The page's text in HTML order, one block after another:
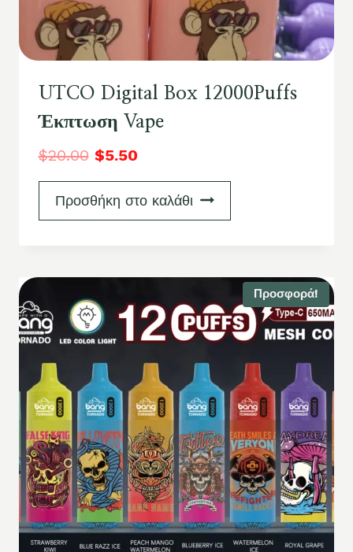
UTCO Digital Box 12000Puffs
Έκπτωση Vape
$20.00 $5.50
Προσθήκη στο καλάθι
Προσφορά!